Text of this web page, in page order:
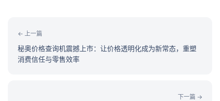
← 上一篇
秘奥价格查询机震撼上市：让价格透明化成为新常态，重塑
消费信任与零售效率
下一篇 →